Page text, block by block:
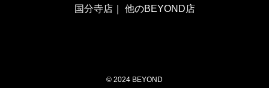
国分寺店｜ 他のBEYOND店
© 2024 BEYOND